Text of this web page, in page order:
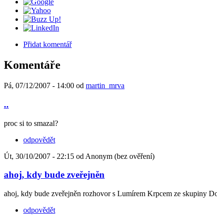
Přidat komentář
Komentáře
Pá, 07/12/2007 - 14:00 od martin_mrva
..
proc si to smazal?
odpovědět
Út, 30/10/2007 - 22:15 od Anonym (bez ověření)
ahoj, kdy bude zveřejněn
ahoj, kdy bude zveřejněn rozhovor s Lumírem Krpcem ze skupiny
odpovědět